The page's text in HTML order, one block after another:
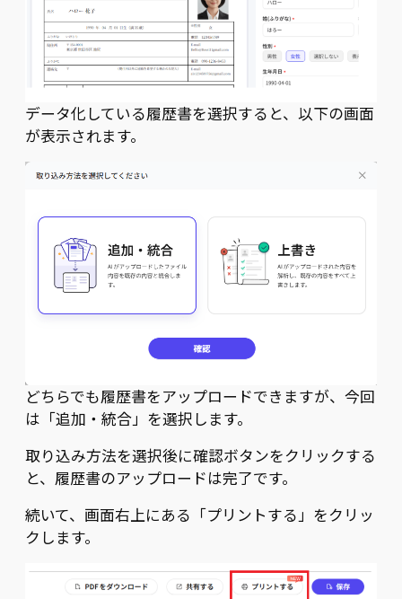
データ化している履歴書を選択すると、以下の画面
が表示されます。
どちらでも履歴書をアップロードできますが、今回
は「追加・統合」を選択します。
取り込み方法を選択後に確認ボタンをクリックする
と、履歴書のアップロードは完了です。
続いて、画面右上にある「プリントする」をクリッ
クします。